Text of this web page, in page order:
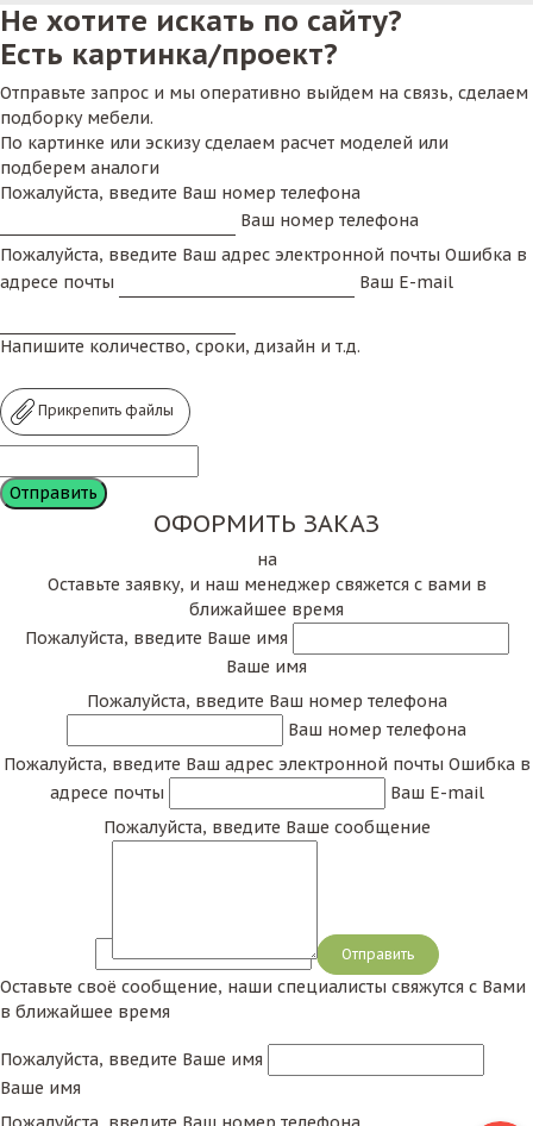
Не хотите искать по сайту?
Есть картинка/проект?
Отправьте запрос и мы оперативно выйдем на связь, сделаем
подборку мебели.
По картинке или эскизу сделаем расчет моделей или
подберем аналоги
Пожалуйста, введите Ваш номер телефона
Ваш номер телефона
Пожалуйста, введите Ваш адрес электронной почты Ошибка в
адресе почты
Ваш E-mail
Напишите количество, сроки, дизайн и т.д.
Прикрепить файлы
ОФОРМИТЬ ЗАКАЗ
на
Оставьте заявку, и наш менеджер свяжется с вами в
ближайшее время
Пожалуйста, введите Ваше имя
Ваше имя
Пожалуйста, введите Ваш номер телефона
Ваш номер телефона
Пожалуйста, введите Ваш адрес электронной почты Ошибка в
адресе почты
Ваш E-mail
Пожалуйста, введите Ваше сообщение
Сообщение
Оставьте своё сообщение, наши специалисты свяжутся с Вами
в ближайшее время
Пожалуйста, введите Ваше имя
Ваше имя